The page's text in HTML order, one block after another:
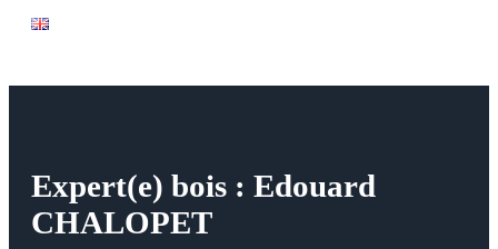
Expert(e) bois : Edouard
CHALOPET